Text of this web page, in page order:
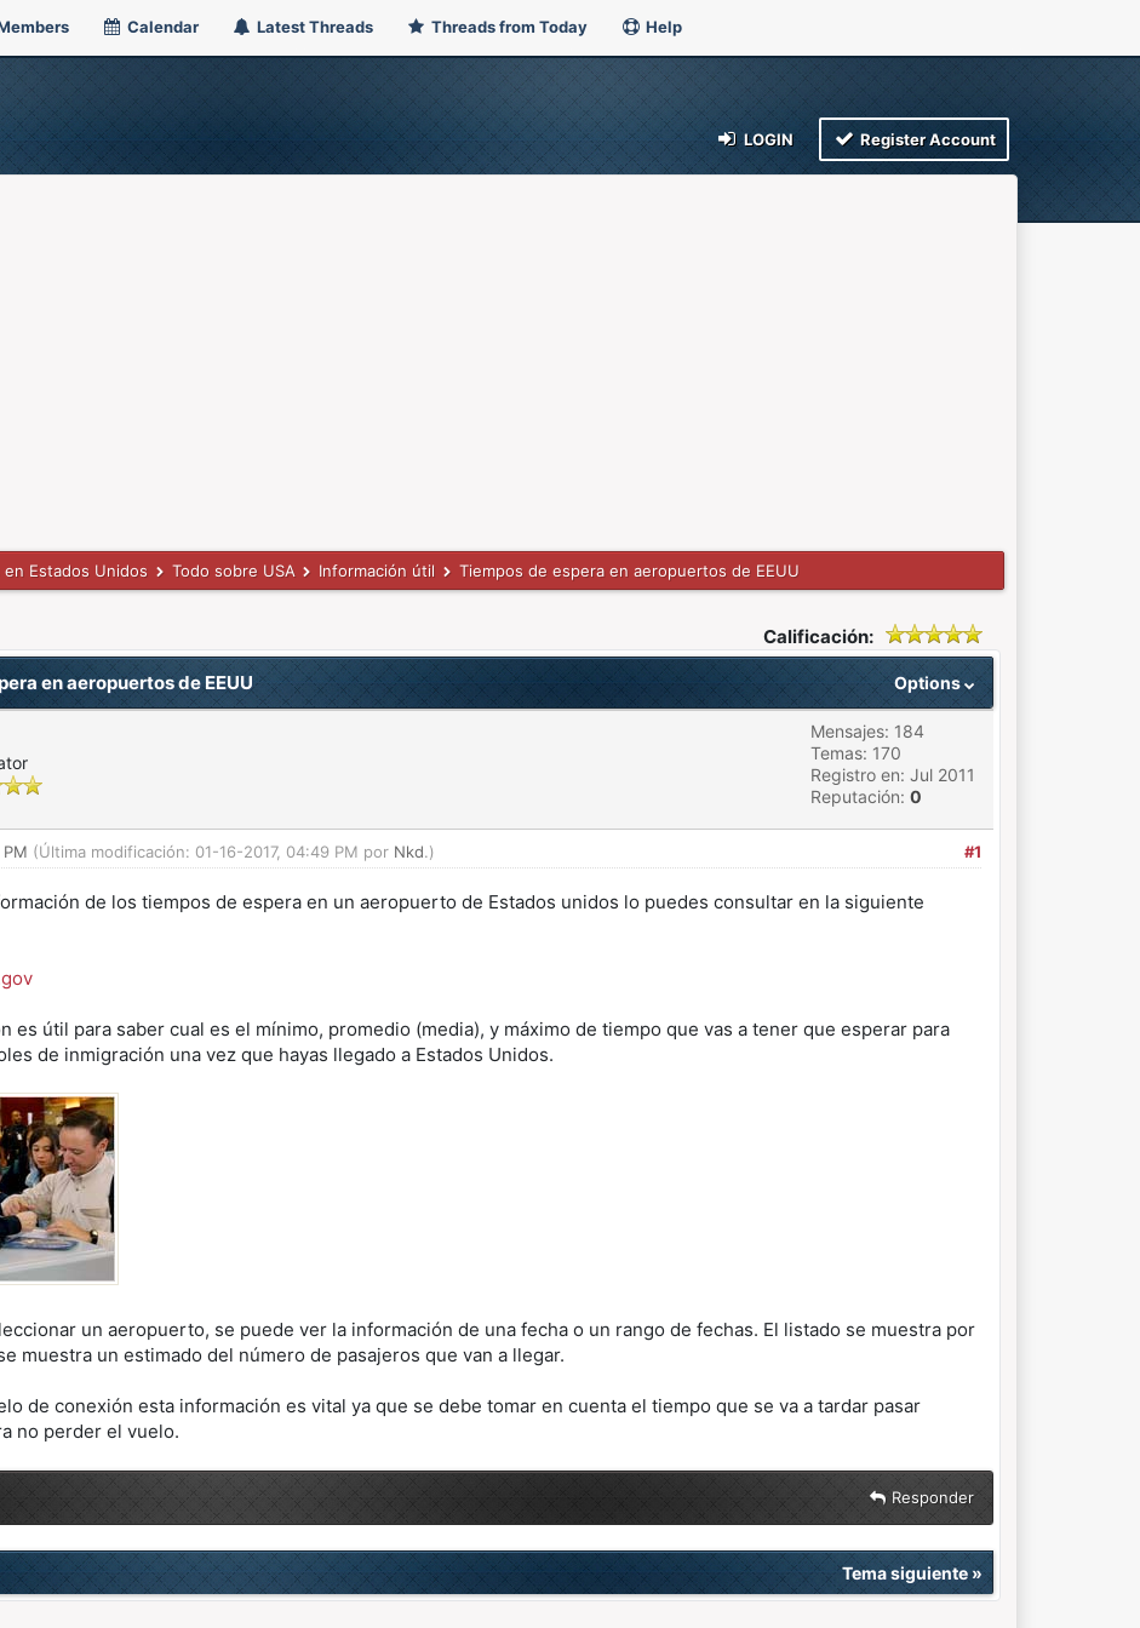
Calendar Latest Threads Threads from Today Help
LOGIN Register Account
Estados Unidos Todo sobre USA Información útil Tiempos de espera en aeropuertos de EEUU
Calificación:
Options
en aeropuertos de EEUU
Mensajes: 184
Temas: 170
Registro en: Jul 2011
Reputación: 0
#1
(Última modificación: 01-16-2017, 04:49 PM por Nkd.)
de los tiempos de espera en un aeropuerto de Estados unidos lo puedes consultar en la siguiente
es útil para saber cual es el mínimo, promedio (media), y máximo de tiempo que vas a tener que esperar para
de inmigración una vez que hayas llegado a Estados Unidos.
un aeropuerto, se puede ver la información de una fecha o un rango de fechas. El listado se muestra por
muestra un estimado del número de pasajeros que van a llegar.
de conexión esta información es vital ya que se debe tomar en cuenta el tiempo que se va a tardar pasar
no perder el vuelo.
Responder
Tema siguiente»